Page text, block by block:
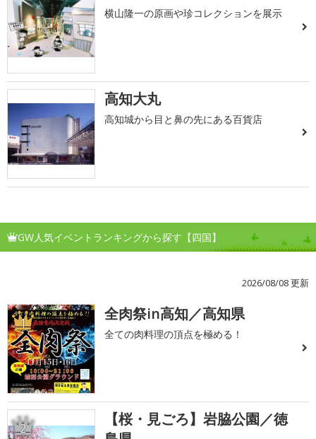
横山隆一の原画や珍コレクションを展示
高知大丸
高知城から目と鼻の先にある百貨店
GW人気イベントランキングから探す【四国】
2026/08/08 更新
1 全肉祭in高知／高知県
全ての肉料理の頂点を極める！
2
【桜・見ごろ】岩脇公園／徳